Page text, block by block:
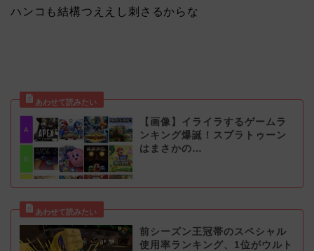
ハンコも結構つええし刺さるからな
【画像】イライラするゲームラ
ンキング爆誕！スプラトゥーン
はまさかの…
前シーズン王冠帯のスペシャル
使用率ランキング、1位がウルト